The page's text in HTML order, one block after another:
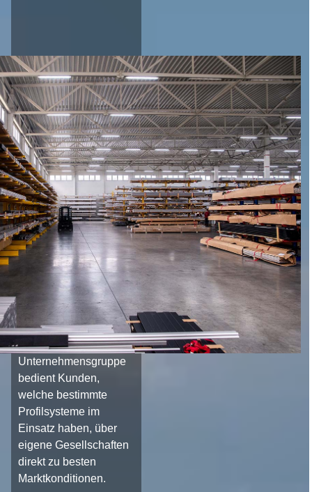
Unternehmensgruppe
bedient Kunden,
welche bestimmte
Profilsysteme im
Einsatz haben, über
eigene Gesellschaften
direkt zu besten
Marktkonditionen.